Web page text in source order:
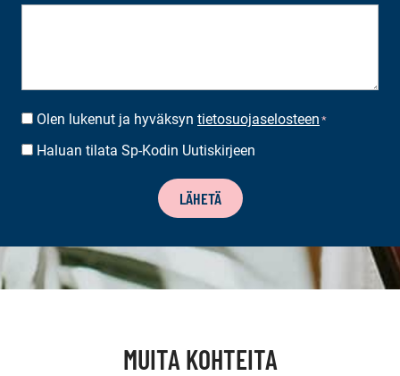
SUOSTUMUS*
Olen lukenut ja hyväksyn tietosuojaselosteen *
UUTISKIRJEEN
Haluan tilata Sp-Kodin Uutiskirjeen
LÄHETÄ
MUITA KOHTEITA